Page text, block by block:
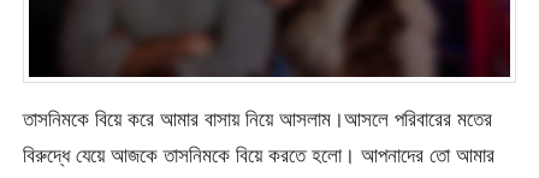
তাসনিমকে বিয়ে করে আমার বাসায় নিয়ে আসলাম।আসলে পরিবারের মতের
বিরুদ্ধে যেয়ে আজকে তাসনিমকে বিয়ে করতে হলো। আপনাদের তো আমার